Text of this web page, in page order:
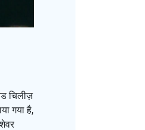
चिलीज़
गया है,